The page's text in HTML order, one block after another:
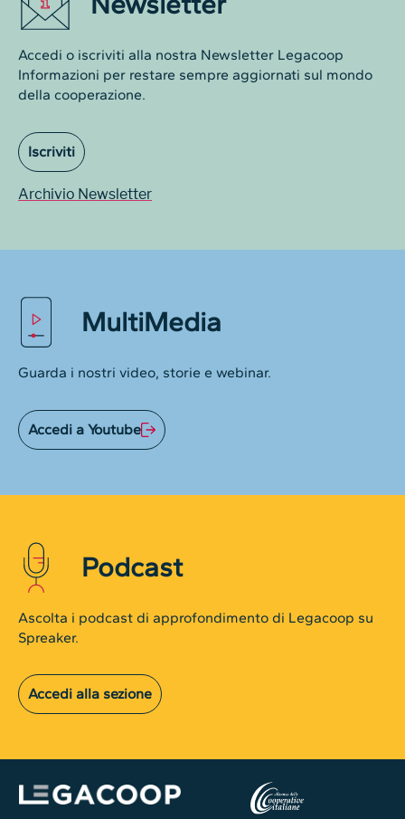
Accedi o iscriviti alla nostra Newsletter Legacoop
Informazioni per restare sempre aggiornati sul mondo
della cooperazione.
Iscriviti
Archivio Newsletter
MultiMedia
Guarda i nostri video, storie e webinar.
Accedi a Youtube
Podcast
Ascolta i podcast di approfondimento di Legacoop su
Spreaker.
Accedi alla sezione